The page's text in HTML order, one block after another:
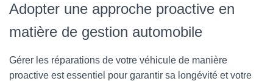
Adopter une approche proactive en
matière de gestion automobile
Gérer les réparations de votre véhicule de manière
proactive est essentiel pour garantir sa longévité et votre